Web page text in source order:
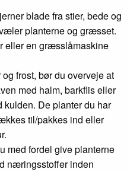
blade fra stier, bede og
planterne og græsset.
eller en græsslåmaskine
frost, bør du overveje at
med halm, barkflis eller
kulden. De planter du har
til/pakkes ind eller
med fordel give planterne
næringsstoffer inden